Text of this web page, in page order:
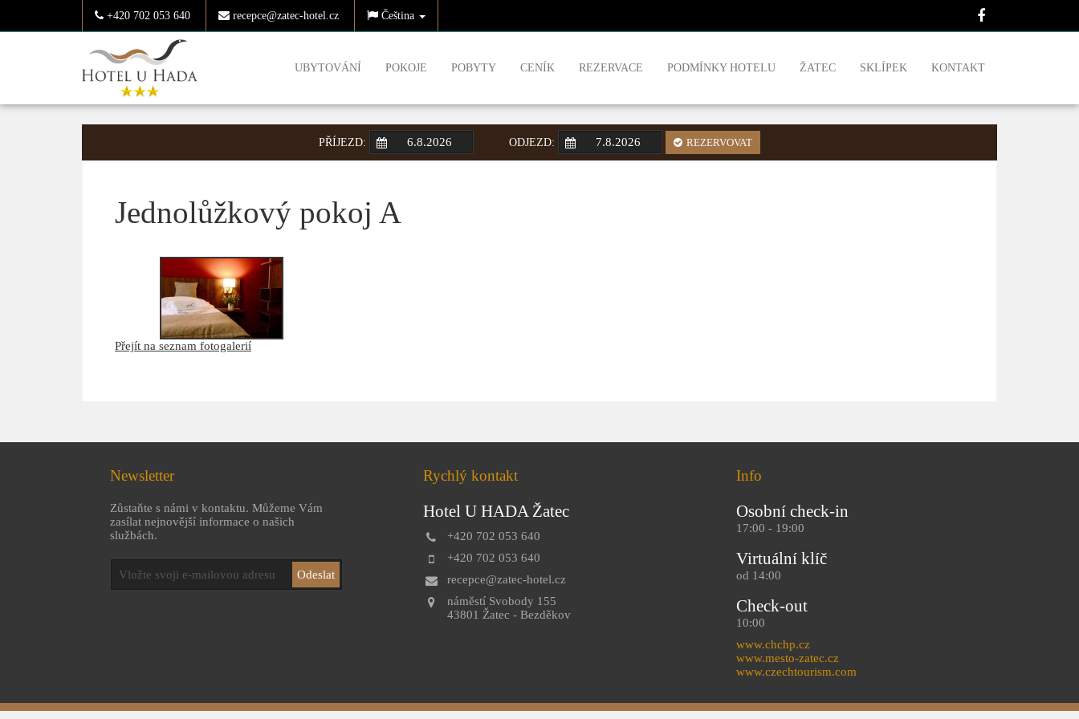
+420 702 053 640 recepce@zatec-hotel.cz Čeština
UBYTOVÁNÍ POKOJE POBYTY CENÍK REZERVACE PODMÍNKY HOTELU ŽATEC SKLÍPEK KONTAKT
PŘÍJEZD: ODJEZD: REZERVOVAT
Jednolůžkový pokoj A
Přejít na seznam fotogalerií
Newsletter
Zůstaňte s námi v kontaktu. Můžeme Vám
zasílat nejnovější informace o našich
službách.
Rychlý kontakt
Hotel U HADA Žatec
+420 702 053 640
+420 702 053 640
recepce@zatec-hotel.cz
náměstí Svobody 155
43801 Žatec - Bezděkov
Info
Osobní check-in
17:00 - 19:00
Virtuální klíč
od 14:00
Check-out
10:00
www.chchp.cz
www.mesto-zatec.cz
www.czechtourism.com